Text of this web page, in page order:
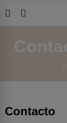
Contacto